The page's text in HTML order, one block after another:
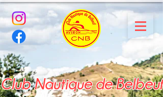
Club Nautique de Belbeuf